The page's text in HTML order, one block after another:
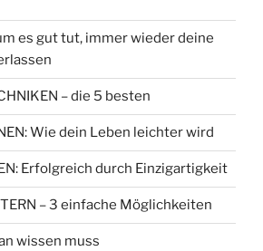
es gut tut, immer wieder deine
– die 5 besten
Wie dein Leben leichter wird
Erfolgreich durch Einzigartigkeit
– 3 einfache Möglichkeiten
wissen muss